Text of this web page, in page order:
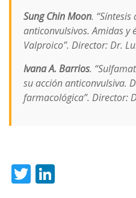
Sung Chin Moon.
anticonvulsivos. Amidas y
Valproico”. Director: Dr.
Ivana A. Barrios.
su acción anticonvulsiva.
farmacológica”. Director:
T